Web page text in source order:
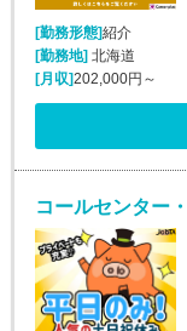
[勤務形態]紹介
[勤務地] 北海道
[月収]202,000円～